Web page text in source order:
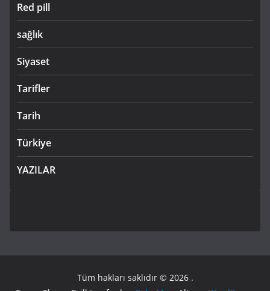
Red pill
sağlık
Siyaset
Tarifler
Tarih
Türkiye
YAZILAR
Tüm hakları saklıdır © 2026 .